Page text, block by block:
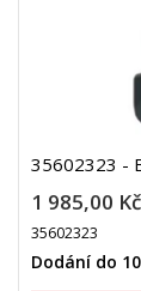
35602323 -
1 985,00 Kč
35602323
Dodání do